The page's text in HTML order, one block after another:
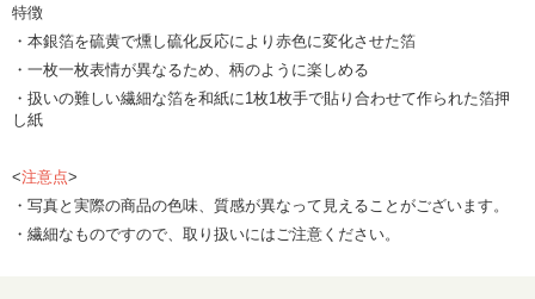
特徴
・本銀箔を硫黄で燻し硫化反応により赤色に変化させた箔
・一枚一枚表情が異なるため、柄のように楽しめる
・扱いの難しい繊細な箔を和紙に1枚1枚手で貼り合わせて作られた箔押
し紙
<注意点>
・写真と実際の商品の色味、質感が異なって見えることがございます。
・繊細なものですので、取り扱いにはご注意ください。